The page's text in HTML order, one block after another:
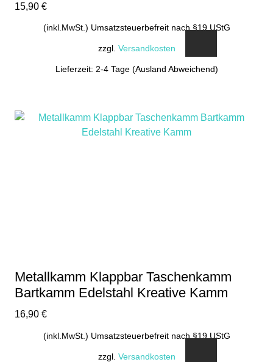
15,90 €
(inkl.MwSt.) Umsatzsteuerbefreit nach §19 UStG
zzgl. Versandkosten
Lieferzeit: 2-4 Tage (Ausland Abweichend)
Metallkamm Klappbar Taschenkamm
Bartkamm Edelstahl Kreative Kamm
16,90 €
(inkl.MwSt.) Umsatzsteuerbefreit nach §19 UStG
zzgl. Versandkosten